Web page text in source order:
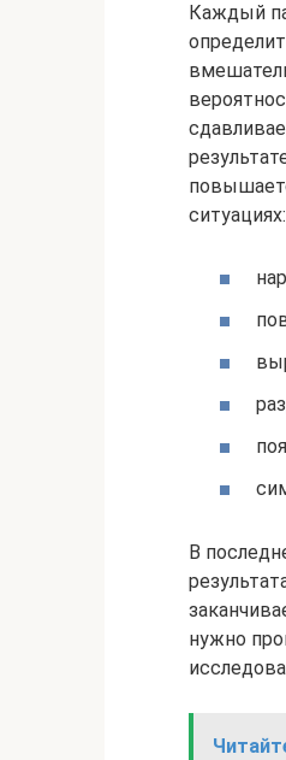
Каждый
ситуациях:
В
нужно